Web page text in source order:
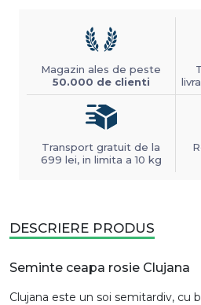
Magazin ales de peste
50.000 de clienti
Transport gratuit de la
699 lei, in limita a 10 kg
DESCRIERE PRODUS
Seminte ceapa rosie Clujana
Clujana este un soi semitardiv, cu